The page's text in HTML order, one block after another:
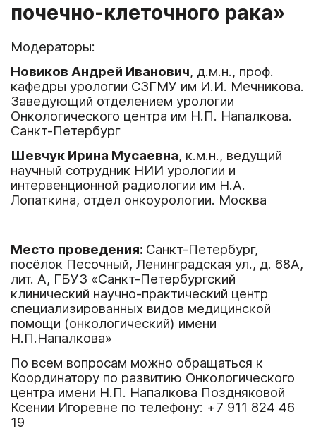
почечно-клеточного рака»
Модераторы:
Новиков Андрей Иванович, д.м.н., проф.
кафедры урологии СЗГМУ им И.И. Мечникова.
Заведующий отделением урологии
Онкологического центра им Н.П. Напалкова.
Санкт-Петербург
Шевчук Ирина Мусаевна, к.м.н., ведущий
научный сотрудник НИИ урологии и
интервенционной радиологии им Н.А.
Лопаткина, отдел онкоурологии. Москва
Место проведения: Санкт-Петербург,
посёлок Песочный, Ленинградская ул., д. 68А,
лит. А, ГБУЗ «Санкт-Петербургский
клинический научно-практический центр
специализированных видов медицинской
помощи (онкологический) имени
Н.П.Напалкова»
По всем вопросам можно обращаться к
Координатору по развитию Онкологического
центра имени Н.П. Напалкова Поздняковой
Ксении Игоревне по телефону: +7 911 824 46
19